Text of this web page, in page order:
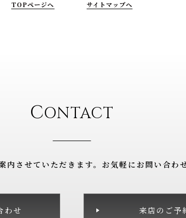
TOPページへ サイトマップへ
CONTACT
内させていただきます。 お気軽にお問い合わ
わせ 来店のご予